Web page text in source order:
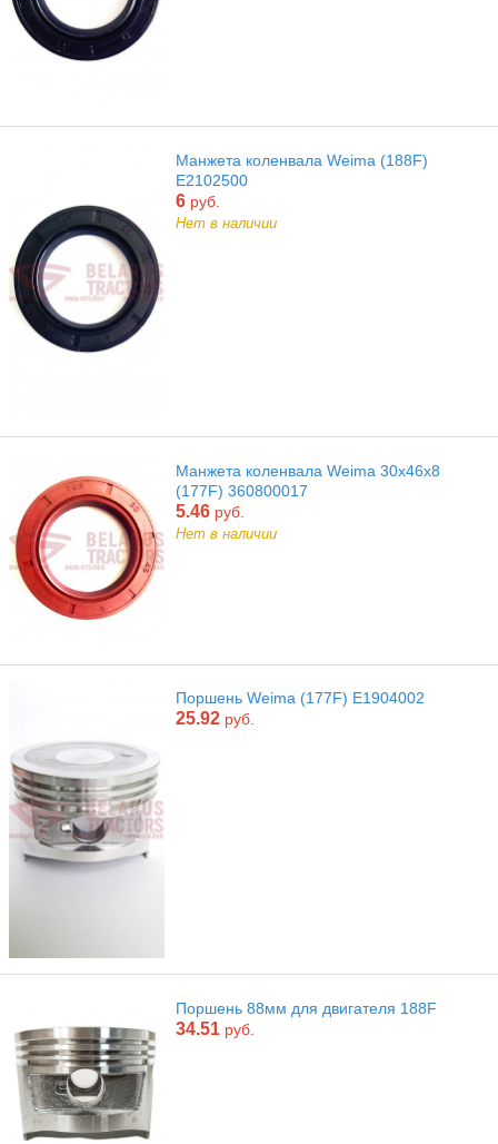
Манжета коленвала Weima (188F)
E2102500
6 руб.
Нет в наличии
Манжета коленвала Weima 30х46х8
(177F) 360800017
5.46 руб.
Нет в наличии
Поршень Weima (177F) E1904002
25.92 руб.
Поршень 88мм для двигателя 188F
34.51 руб.